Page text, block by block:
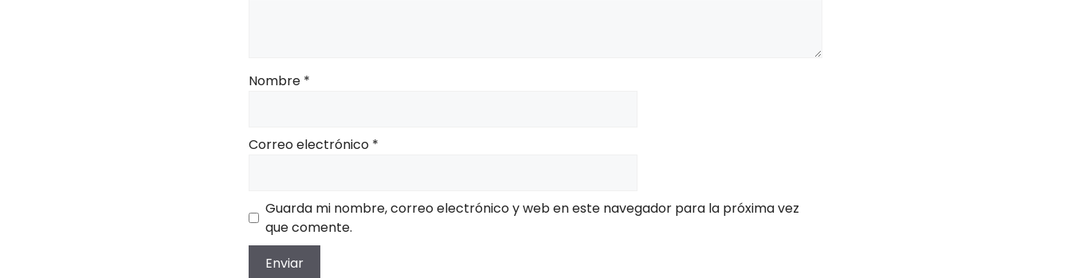
Nombre *
Correo electrónico *
Guarda mi nombre, correo electrónico y web en este navegador para la próxima vez
que comente.